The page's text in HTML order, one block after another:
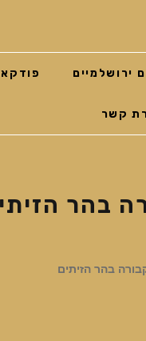
ירושלמיים
קשר
בהר
בהר הזיתים